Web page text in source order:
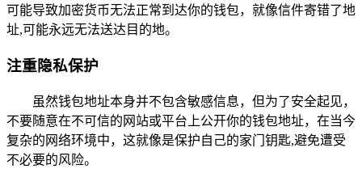
可能导致加密货币无法正常到达你的钱包，就像信件寄错了地
址,可能永远无法送达目的地。
注重隐私保护
虽然钱包地址本身并不包含敏感信息，但为了安全起见，
不要随意在不可信的网站或平台上公开你的钱包地址，在当今
复杂的网络环境中，这就像是保护自己的家门钥匙,避免遭受
不必要的风险。